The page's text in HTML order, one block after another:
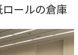
ールの倉庫